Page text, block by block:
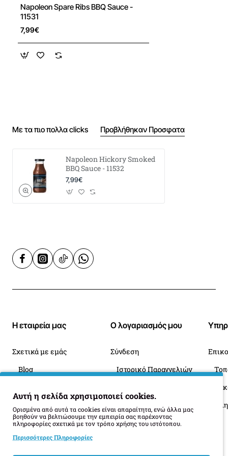
Napoleon Spare Ribs BBQ Sauce -
11531
7,99€
Με τα πιο πολλα clicks Προβλήθηκαν Προσφατα
Napoleon Hickory Smoked
BBQ Sauce - 11532
7,99€
Η εταιρεία μας
Σχετικά με εμάς
Blog
Όροι Επιστροφής
Ο λογαριασμός μου
Σύνδεση
Ιστορικό Παραγγελιών
Αυτή η σελίδα χρησιμοποιεί cookies.
Ορισμένα από αυτά τα cookies είναι απαραίτητα, ενώ άλλα μας
βοηθούν να βελτιώσουμε την εμπειρία σας παρέχοντας
πληροφορίες σχετικά με τον τρόπο χρήσης του ιστότοπου.
Περισσότερες Πληροφορίες